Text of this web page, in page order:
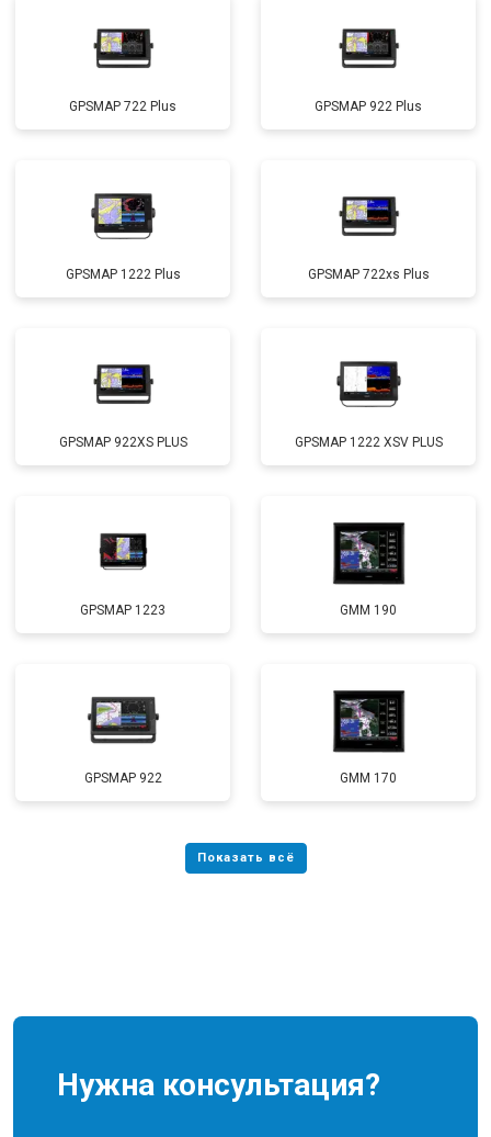
GPSMAP 722 Plus GPSMAP 922 Plus
GPSMAP 1222 Plus GPSMAP 722xs Plus
GPSMAP 922XS PLUS GPSMAP 1222 XSV PLUS
GPSMAP 1223 GMM 190
GPSMAP 922 GMM 170
Нужна консультация?